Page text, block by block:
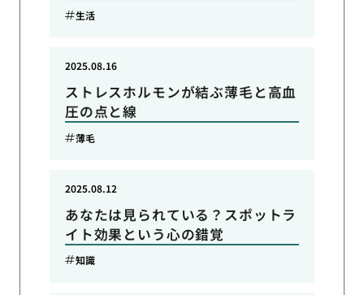
生活
ストレスホルモンが結ぶ薄毛と高血
圧の点と線
2025.08.16
薄毛
あなたは見られている？スポットラ
イト効果という心の錯覚
2025.08.12
知識